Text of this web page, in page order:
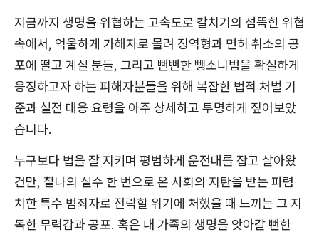
지금까지 생명을 위협하는 고속도로 칼치기의 섬뜩한 위협
속에서, 억울하게 가해자로 몰려 징역형과 면허 취소의 공
포에 떨고 계실 분들, 그리고 뻔뻔한 뺑소니범을 확실하게
응징하고자 하는 피해자분들을 위해 복잡한 법적 처벌 기
준과 실전 대응 요령을 아주 상세하고 투명하게 짚어보았
습니다.
누구보다 법을 잘 지키며 평범하게 운전대를 잡고 살아왔
건만, 찰나의 실수 한 번으로 온 사회의 지탄을 받는 파렴
치한 특수 범죄자로 전락할 위기에 처했을 때 느끼는 그 지
독한 무력감과 공포. 혹은 내 가족의 생명을 앗아갈 뻔한